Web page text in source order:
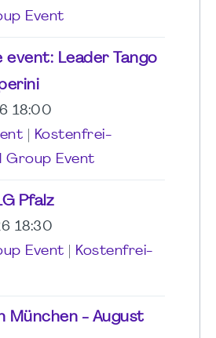
Event
event: Leader Tango
18:00
Kostenfrei-
Group Event
Pfalz
18:30
Event
Kostenfrei-
München - August